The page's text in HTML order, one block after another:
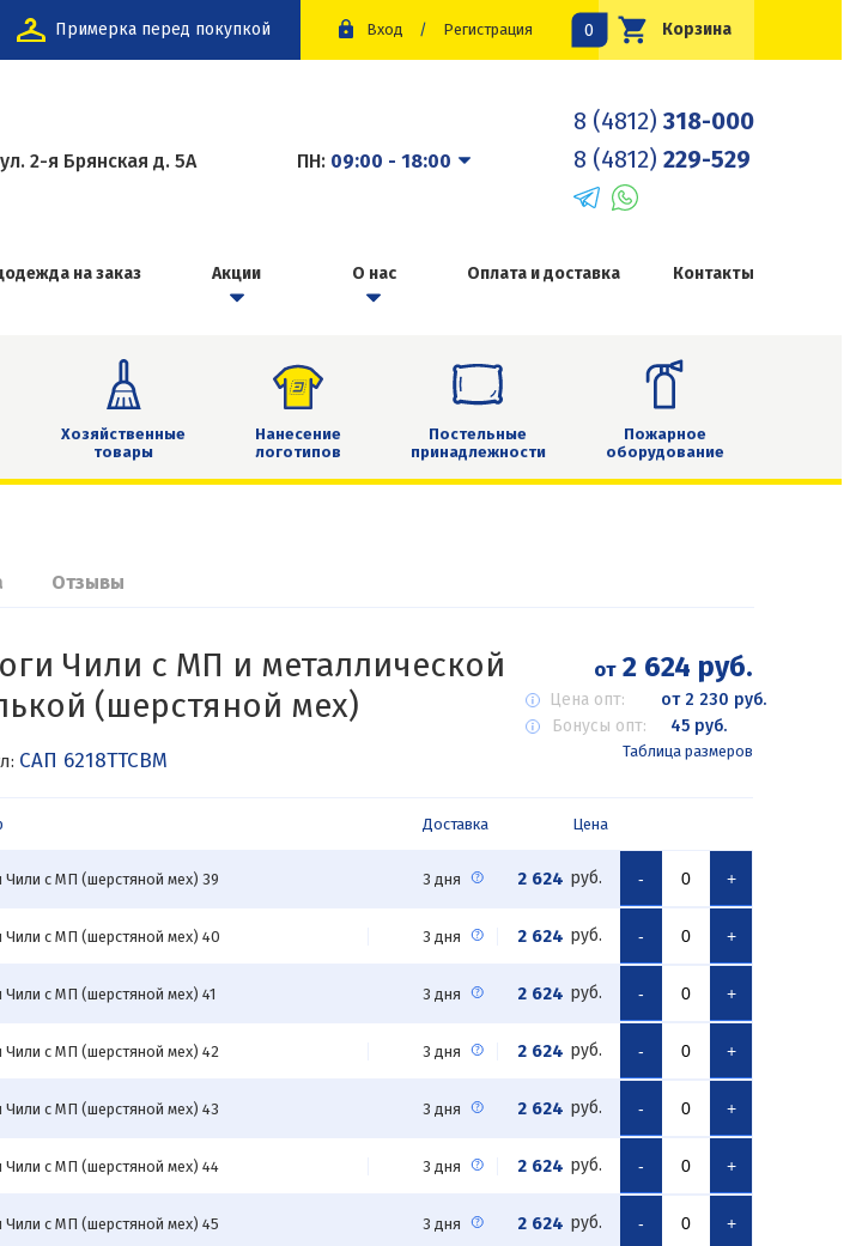
Примерка перед покупкой Вход / Регистрация Корзина
0
ул. 2-я Брянская д. 5А ПН: 09:00 - 18:00
8 (4812) 318-000
8 (4812) 229-529
на заказ Акции О нас Оплата и доставка Контакты
Хозяйственные
товары
Нанесение
логотипов
Постельные
принадлежности
Пожарное
оборудование
Отзывы
Чили с МП и металлической
(шерстяной мех)
САП 6218ТТСВМ
от2 624 руб.
Цена опт:
от 2 230 руб.
Бонусы опт:
45 руб.
Таблица размеров
Доставка Цена
Чили с МП (шерстяной мех) 39 3 дня 2 624 руб. - +
Чили с МП (шерстяной мех) 40 3 дня 2 624 руб. - +
Чили с МП (шерстяной мех) 41 3 дня 2 624 руб. - +
Чили с МП (шерстяной мех) 42 3 дня 2 624 руб. - +
Чили с МП (шерстяной мех) 43 3 дня 2 624 руб. - +
Чили с МП (шерстяной мех) 44 3 дня 2 624 руб. - +
Чили с МП (шерстяной мех) 45 3 дня 2 624 руб. - +